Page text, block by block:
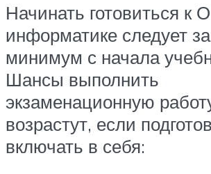
Начинать готовиться к
информатике следует
минимум с начала
Шансы выполнить
экзаменационную
возрастут, если
включать в себя: